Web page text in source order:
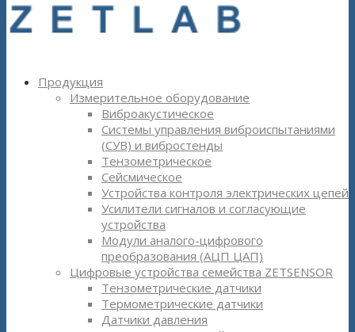
Продукция
Измерительное оборудование
Виброакустическое
Системы управления виброиспытаниями
(СУВ) и вибростенды
Тензометрическое
Сейсмическое
Устройства контроля электрических цепей
Усилители сигналов и согласующие
устройства
Модули аналого-цифрового
преобразования (АЦП ЦАП)
Цифровые устройства семейства ZETSENSOR
Тензометрические датчики
Термометрические датчики
Датчики давления